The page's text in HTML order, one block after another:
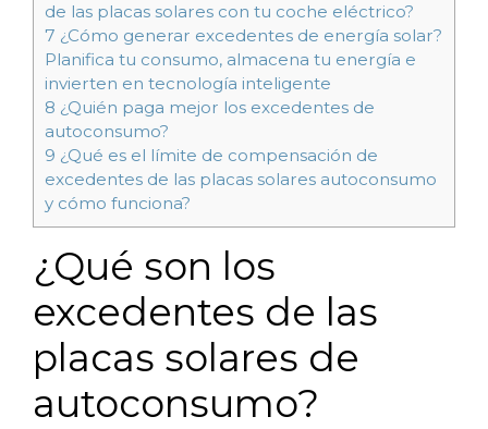
de las placas solares con tu coche eléctrico?
7 ¿Cómo generar excedentes de energía solar?
Planifica tu consumo, almacena tu energía e
invierten en tecnología inteligente
8 ¿Quién paga mejor los excedentes de
autoconsumo?
9 ¿Qué es el límite de compensación de
excedentes de las placas solares autoconsumo
y cómo funciona?
¿Qué son los
excedentes de las
placas solares de
autoconsumo?